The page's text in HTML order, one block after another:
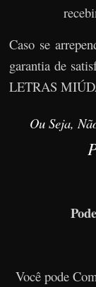
Caso se
garantia de
LETRAS
Ou Seja,
Você pode